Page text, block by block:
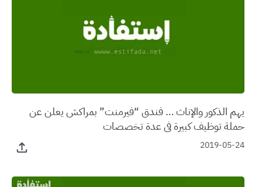
يهم الذكور والإناث … فندق “فيرمنت” بمراكش يعلن عن
حملة توظيف كبيرة في عدة تخصصات
2019-05-24